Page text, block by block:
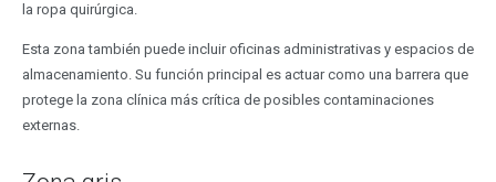
la ropa quirúrgica.
Esta zona también puede incluir oficinas administrativas y espacios de
almacenamiento. Su función principal es actuar como una barrera que
protege la zona clínica más crítica de posibles contaminaciones
externas.